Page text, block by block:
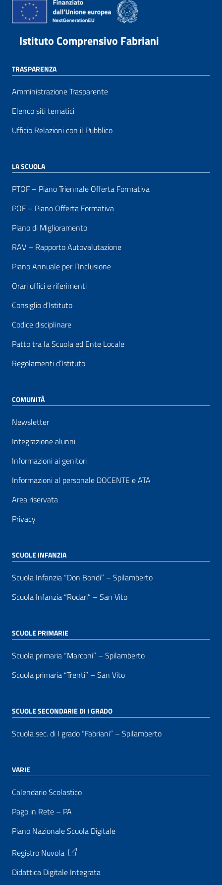
Istituto Comprensivo Fabriani
TRASPARENZA
Amministrazione Trasparente
Elenco siti tematici
Ufficio Relazioni con il Pubblico
LA SCUOLA
PTOF – Piano Triennale Offerta Formativa
POF – Piano Offerta Formativa
Piano di Miglioramento
RAV – Rapporto Autovalutazione
Piano Annuale per l’Inclusione
Orari uffici e riferimenti
Consiglio d’Istituto
Codice disciplinare
Patto tra la Scuola ed Ente Locale
Regolamenti d’Istituto
COMUNITÀ
Newsletter
Integrazione alunni
Informazioni ai genitori
Informazioni al personale DOCENTE e ATA
Area riservata
Privacy
SCUOLE INFANZIA
Scuola Infanzia “Don Bondi” – Spilamberto
Scuola Infanzia “Rodari” – San Vito
SCUOLE PRIMARIE
Scuola primaria “Marconi” – Spilamberto
Scuola primaria “Trenti” – San Vito
SCUOLE SECONDARIE DI I GRADO
Scuola sec. di I grado “Fabriani” – Spilamberto
VARIE
Calendario Scolastico
Pago in Rete – PA
Piano Nazionale Scuola Digitale
Registro Nuvola
Didattica Digitale Integrata